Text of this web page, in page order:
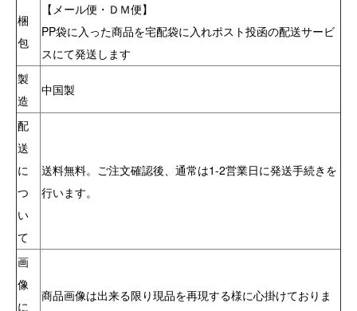
梱
包
【メール便・ＤＭ便】
PP袋に入った商品を宅配袋に入れポスト投函の配送サービ
スにて発送します
製
造
中国製
配
送
に
つ
い
て
送料無料。ご注文確認後、通常は1-2営業日に発送手続きを
行います。
画
像
に
商品画像は出来る限り現品を再現する様に心掛けておりま